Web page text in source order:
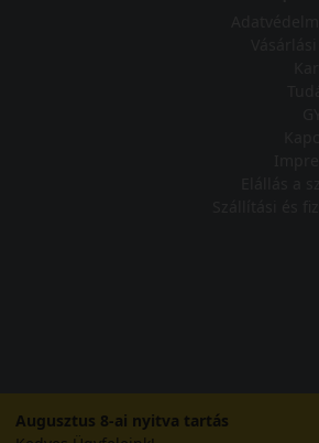
Augusztus 8-ai nyitva tartás